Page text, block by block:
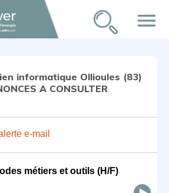
menu
informatique Ollioules (83)
A CONSULTER
e-mail
métiers et outils (H/F)